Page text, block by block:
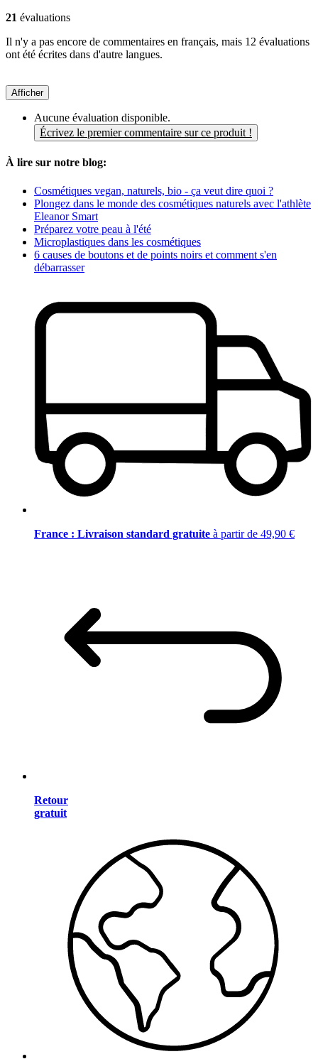
21 évaluations
Il n'y a pas encore de commentaires en français, mais 12 évaluations
ont été écrites dans d'autre langues.
Afficher
Aucune évaluation disponible.
Écrivez le premier commentaire sur ce produit !
À lire sur notre blog:
Cosmétiques vegan, naturels, bio - ça veut dire quoi ?
Plongez dans le monde des cosmétiques naturels avec l'athlète
Eleanor Smart
Préparez votre peau à l'été
Microplastiques dans les cosmétiques
6 causes de boutons et de points noirs et comment s'en
débarrasser
France : Livraison standard gratuite à partir de 49,90 €
Retour
gratuit